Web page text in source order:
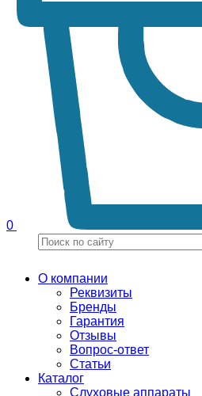
0
О компании
Реквизиты
Бренды
Гарантия
Отзывы
Вопрос-ответ
Статьи
Каталог
Слуховые аппараты